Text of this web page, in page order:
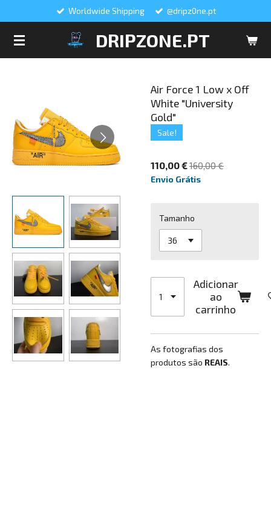
DRIPZONE.PT
Worldwide Shipping @dripz0ne.pt
Air Force 1 Low x Off
White "University
Gold"
Sale!
110,00 €160,00 €
Envio Grátis
Tamanho
Adicionar
ao
carrinho
As fotografias dos
produtos são REAIS.